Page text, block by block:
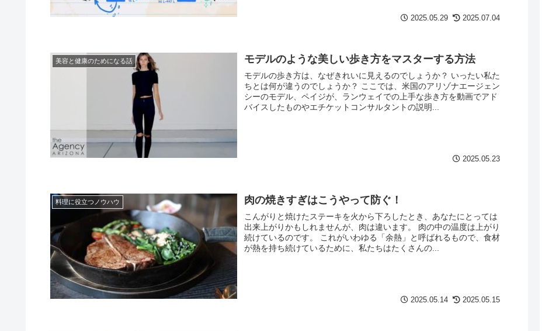
2025.05.29 2025.07.04
美容と健康のためになる話 モデルのような美しい歩き方をマスターする方法
モデルの歩き方は、なぜきれいに見えるのでしょうか？ いったい私た
ちとは何が違うのでしょうか？ ここでは、米国のアリゾナエージェン
シーのモデル、ペイジが、ランウェイでの上手な歩き方を動画でアド
バイスしたものやエチケットコンサルタントの説明...
2025.05.23
料理に役立つノウハウ 肉の焼きすぎはこうやって防ぐ！
こんがりと焼けたステーキを火から下ろしたとき、あなたにとっては
出来上がりかもしれませんが、肉は違います。 肉の中の温度は上がり
続けているのです。 これがいわゆる「余熱」と呼ばれるもので、食材
が熱を持ち続けているために、私たちはたくさんの...
2025.05.14 2025.05.15